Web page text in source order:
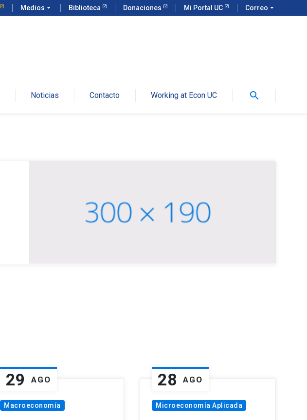
Medios arrow_drop_down Biblioteca Donaciones Mi Portal UC Correo arrow_drop_down
Noticias Contacto Working at Econ UC search
29 AGO
Macroeconomía
28 AGO
Microeconomía Aplicada